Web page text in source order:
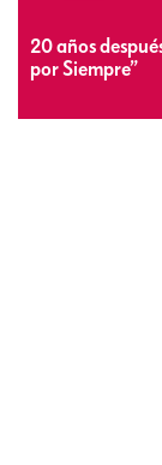
20 años
por Siempre”